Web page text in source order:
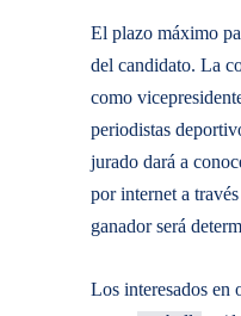
El plazo máximo
del candidato. La
como
periodistas
jurado dará a
por internet a
ganador será
Los interesados en